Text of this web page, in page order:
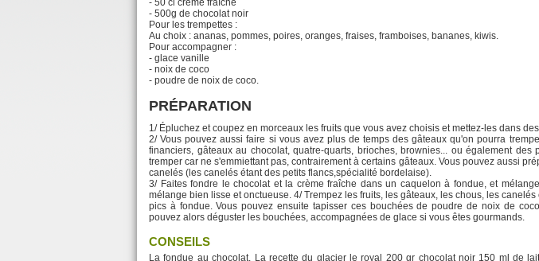
- 50 cl crème fraîche
- 500g de chocolat noir
Pour les trempettes :
Au choix : ananas, pommes, poires, oranges, fraises, framboises, bananes, kiwis.
Pour accompagner :
- glace vanille
- noix de coco
- poudre de noix de coco.
PRÉPARATION
1/ Épluchez et coupez en morceaux les fruits que vous avez choisis et mettez-les dans
2/ Vous pouvez aussi faire si vous avez plus de temps des gâteaux qu'on pourra
financiers, gâteaux au chocolat, quatre-quarts, brioches, brownies... ou également des
tremper car ne s'emmiettant pas, contrairement à certains gâteaux. Vous pouvez aussi
canelés (les canelés étant des petits flancs,spécialité bordelaise).
3/ Faites fondre le chocolat et la crème fraîche dans un caquelon à fondue, et
mélange bien lisse et onctueuse. 4/ Trempez les fruits, les gâteaux, les chous, les
pics à fondue. Vous pouvez ensuite tapisser ces bouchées de poudre de noix de
pouvez alors déguster les bouchées, accompagnées de glace si vous êtes gourmands.
CONSEILS
La fondue au chocolat. La recette du glacier le royal 200 gr chocolat noir 150 ml de